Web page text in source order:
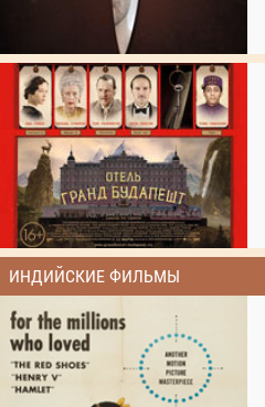
ИНДИЙСКИЕ ФИЛЬМЫ